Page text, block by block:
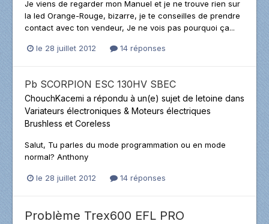
Je viens de regarder mon Manuel et je ne trouve rien sur
la led Orange-Rouge, bizarre, je te conseilles de prendre
contact avec ton vendeur, Je ne vois pas pourquoi ça...
le 28 juillet 2012 14 réponses
Pb SCORPION ESC 130HV SBEC
ChouchKacemi a répondu à un(e) sujet de letoine dans
Variateurs électroniques & Moteurs électriques
Brushless et Coreless
Salut, Tu parles du mode programmation ou en mode
normal? Anthony
le 28 juillet 2012 14 réponses
Problème Trex600 EFL PRO